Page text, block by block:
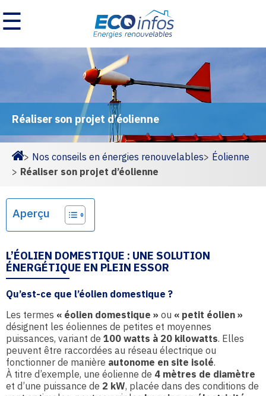
☰
Réaliser son projet d’éolienne
Homepage
> Nos conseils en énergies renouvelables> Éolienne
> Réaliser son projet d’éolienne
Aperçu
L’ÉOLIEN DOMESTIQUE : UNE SOLUTION
ÉNERGÉTIQUE EN PLEIN ESSOR
Qu’est-ce que l’éolien domestique ?
Les termes « éolien domestique » ou « petit éolien »
désignent les éoliennes de petites et moyennes
puissances, variant de 100 watts à 20 kilowatts. Elles
peuvent être raccordées au réseau électrique ou
fonctionner de manière autonome en site isolé.
À titre d’exemple, une éolienne de 4 mètres de diamètre
et d’une puissance de 2 kW, placée dans des conditions de